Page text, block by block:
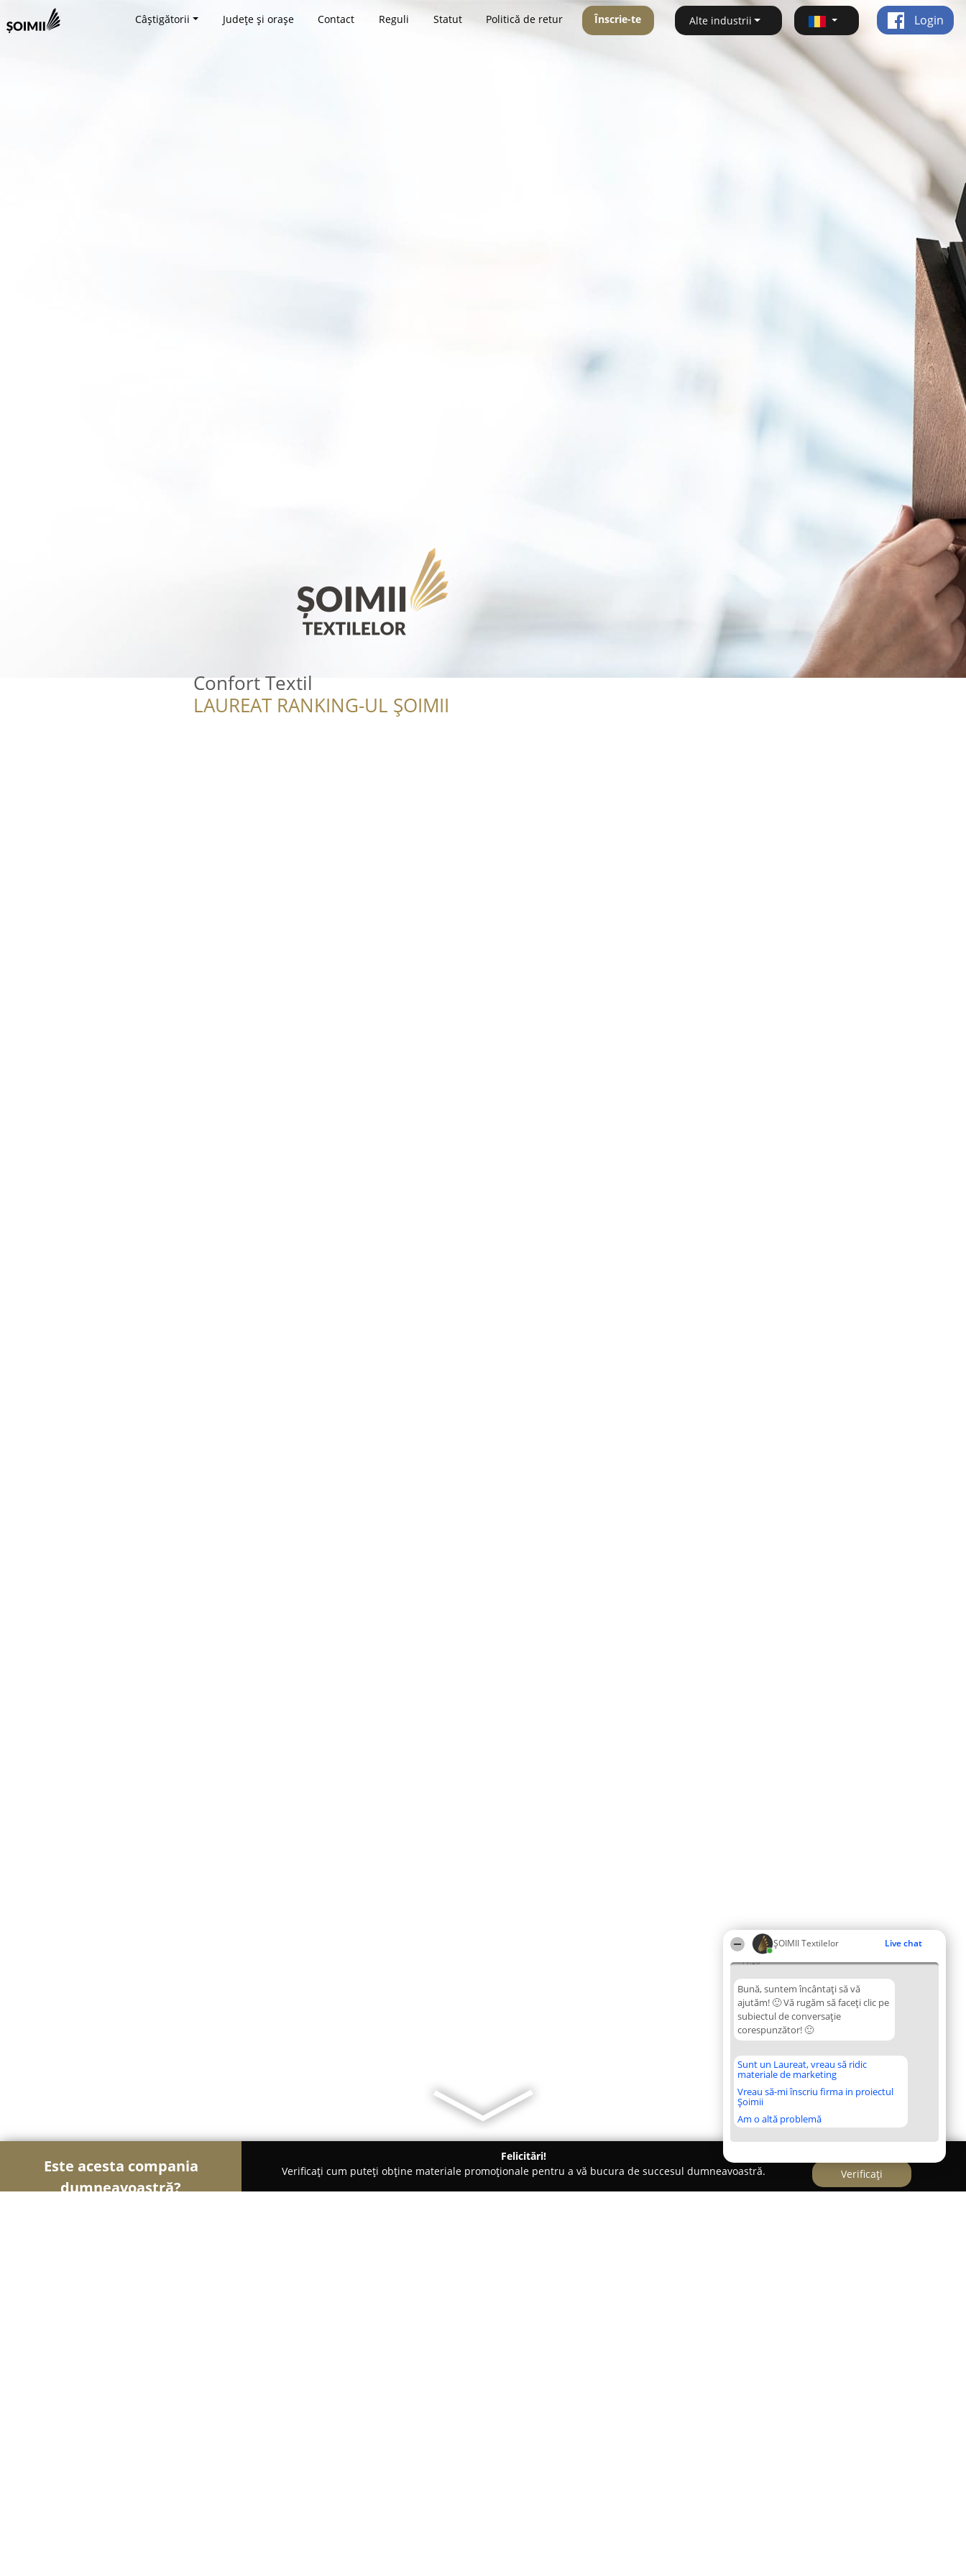
ȘOIMII Textilelor Live chat
11:20
Bună, suntem încântați să vă
ajutăm! 🙂 Vă rugăm să faceți clic pe
subiectul de conversație
corespunzător! 🙂
Sunt un Laureat, vreau să ridic
materiale de marketing
Vreau să-mi înscriu firma in proiectul
Șoimii
Am o altă problemă
Câștigătorii Județe și orașe Contact Reguli Statut Politică de retur Înscrie-te Alte industrii Login
Confort Textil
LAUREAT RANKING-UL ȘOIMII
Este acesta compania
dumneavoastră?
Felicitări!
Verificați cum puteți obține materiale promoționale pentru a vă bucura de succesul dumneavoastră.
Verificați